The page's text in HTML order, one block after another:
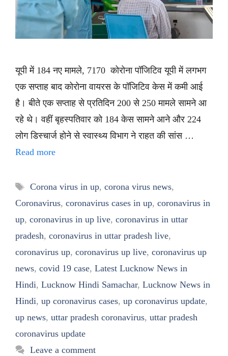
यूपी में 184 नए मामले, 7170 कोरोना पॉजिटिव यूपी में लगभग
एक सप्ताह बाद कोरोना वायरस के पॉजिटिव केस में कमी आई
है। बीते एक सप्ताह से प्रतिदिन 200 से 250 मामले सामने आ
रहे थे। वहीं बृहस्पतिवार को 184 केस सामने आने और 224
लोग डिस्चार्ज होने से स्वास्थ्य विभाग ने राहत की सांस …
Read more
Tags
Corona virus in up, corona virus news,
Coronavirus, coronavirus cases in up, coronavirus in
up, coronavirus in up live, coronavirus in uttar
pradesh, coronavirus in uttar pradesh live,
coronavirus up, coronavirus up live, coronavirus up
news, covid 19 case, Latest Lucknow News in
Hindi, Lucknow Hindi Samachar, Lucknow News in
Hindi, up coronavirus cases, up coronavirus update,
up news, uttar pradesh coronavirus, uttar pradesh
coronavirus update
Leave a comment